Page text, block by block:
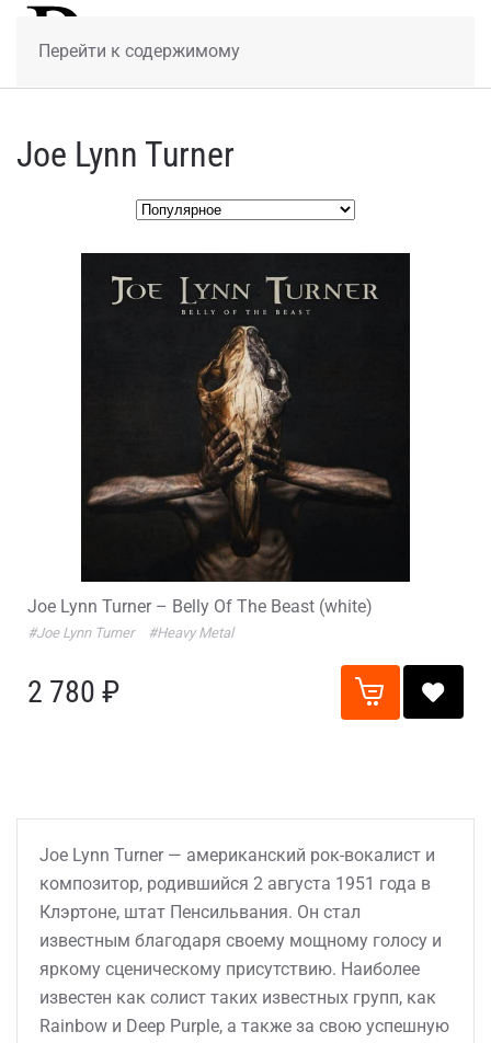
Перейти к содержимому
Joe Lynn Turner
Joe Lynn Turner – Belly Of The Beast (white)
#Joe Lynn Turner #Heavy Metal
2 780 ₽
Joe Lynn Turner — американский рок-вокалист и
композитор, родившийся 2 августа 1951 года в
Клэртоне, штат Пенсильвания. Он стал
известным благодаря своему мощному голосу и
яркому сценическому присутствию. Наиболее
известен как солист таких известных групп, как
Rainbow и Deep Purple, а также за свою успешную